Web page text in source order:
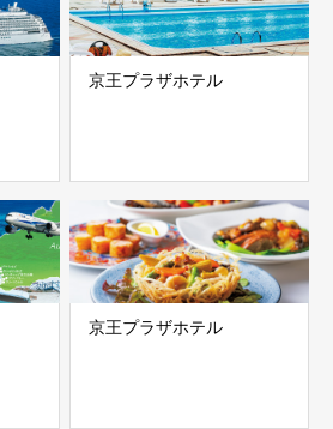
京王プラザホテル
京王プラザホテル